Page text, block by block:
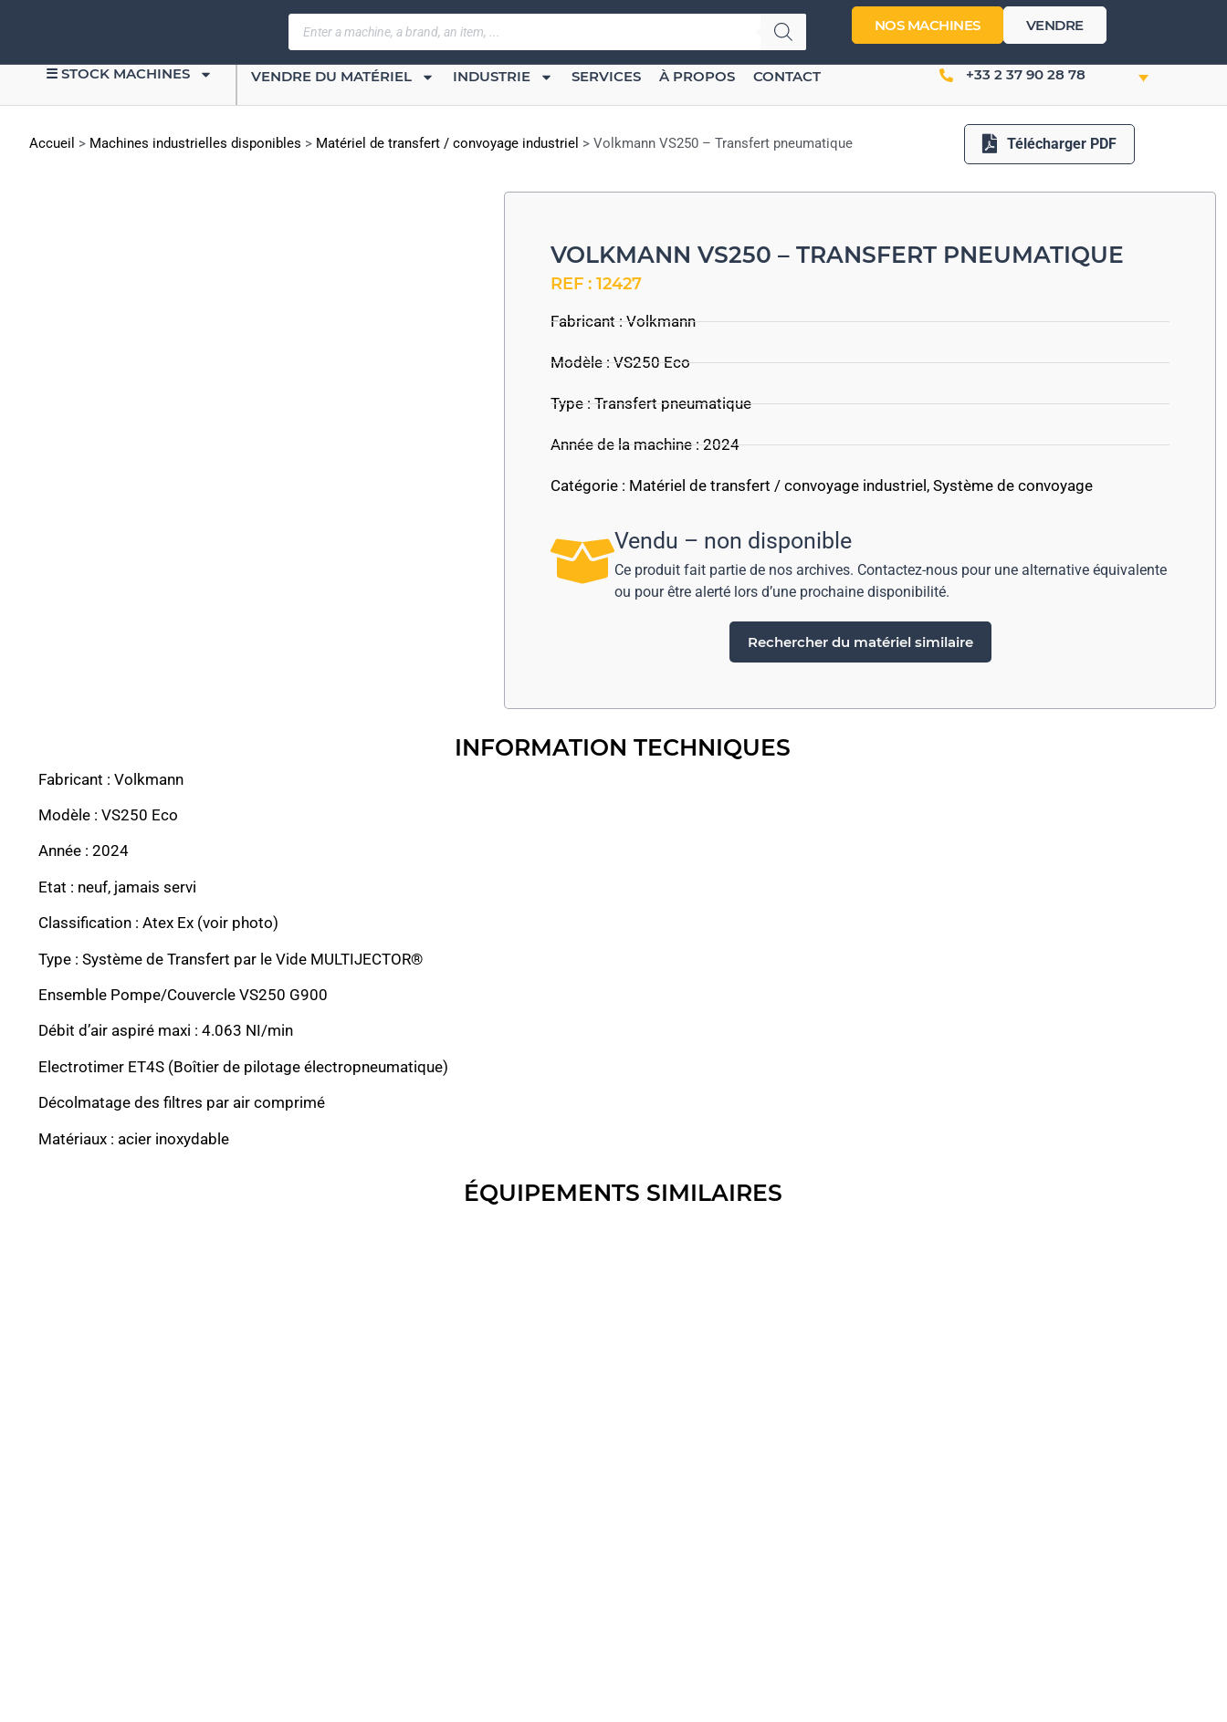
NOS MACHINES VENDRE
☰ STOCK MACHINES VENDRE DU MATÉRIEL INDUSTRIE SERVICES À PROPOS CONTACT +33 2 37 90 28 78
Accueil > Machines industrielles disponibles > Matériel de transfert / convoyage industriel > Volkmann VS250 – Transfert pneumatique Télécharger PDF
VOLKMANN VS250 – TRANSFERT PNEUMATIQUE
REF : 12427
Fabricant :Volkmann
Modèle : VS250 Eco
Type : Transfert pneumatique
Année de la machine : 2024
Catégorie : Matériel de transfert / convoyage industriel, Système de convoyage
Vendu – non disponible
Ce produit fait partie de nos archives. Contactez-nous pour une alternative équivalente
ou pour être alerté lors d’une prochaine disponibilité.
Rechercher du matériel similaire
INFORMATION TECHNIQUES
Fabricant : Volkmann
Modèle : VS250 Eco
Année : 2024
Etat : neuf, jamais servi
Classification : Atex Ex (voir photo)
Type : Système de Transfert par le Vide MULTIJECTOR®
Ensemble Pompe/Couvercle VS250 G900
Débit d’air aspiré maxi : 4.063 NI/min
Electrotimer ET4S (Boîtier de pilotage électropneumatique)
Décolmatage des filtres par air comprimé
Matériaux : acier inoxydable
ÉQUIPEMENTS SIMILAIRES